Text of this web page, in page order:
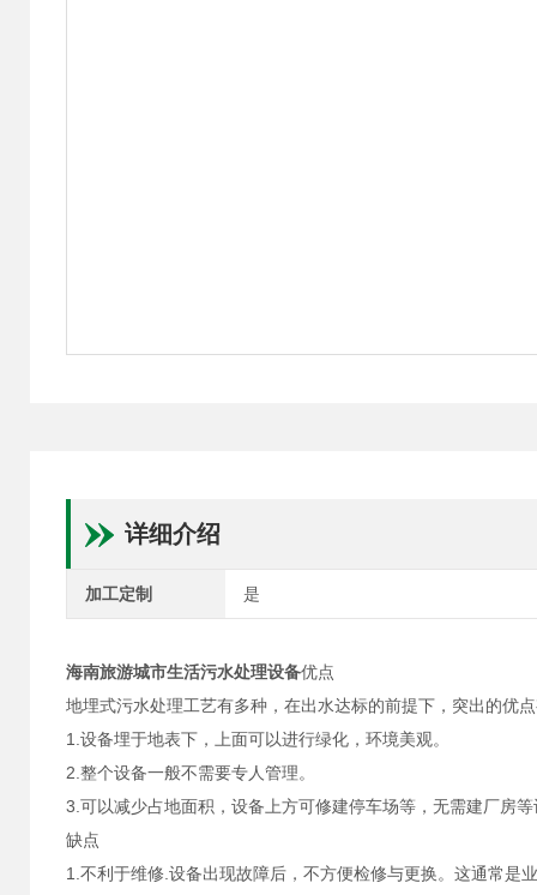
详细介绍
加工定制 是
海南旅游城市生活污水处理设备优点
地埋式污水处理工艺有多种，在出水达标的前提下，突出的优
1.设备埋于地表下，上面可以进行绿化，环境美观。
2.整个设备一般不需要专人管理。
3.可以减少占地面积，设备上方可修建停车场等，无需建厂房
缺点
1.不利于维修.设备出现故障后，不方便检修与更换。这通常是